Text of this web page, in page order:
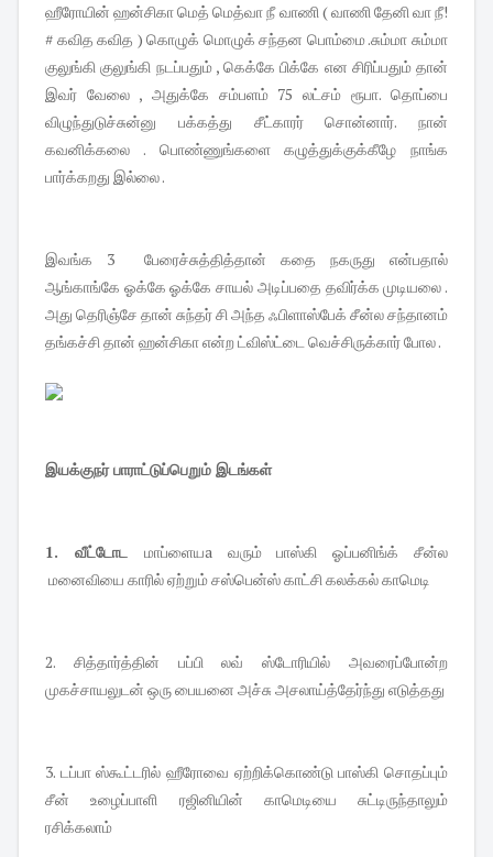
ஹீரோயின் ஹன்சிகா மெத் மெத்வா நீ வாணி ( வாணி தேனி வா நீ!
# கவித கவித ) கொழுக் மொழுக் சந்தன பொம்மை .சும்மா சும்மா
குலுங்கி குலுங்கி நடப்பதும் , கெக்கே பிக்கே என சிரிப்பதும் தான்
இவர் வேலை , அதுக்கே சம்பளம் 75 லட்சம் ரூபா. தொப்பை
விழுந்துடுச்சுன்னு பக்கத்து சீட்காரர் சொன்னார். நான்
கவனிக்கலை . பொண்ணுங்களை கழுத்துக்குக்கீழே நாங்க
பார்க்கறது இல்லை .
இவங்க 3 பேரைச்சுத்தித்தான் கதை நகருது என்பதால்
ஆங்காங்கே ஓக்கே ஓக்கே சாயல் அடிப்பதை தவிர்க்க முடியலை .
அது தெரிஞ்சே தான் சுந்தர் சி அந்த ஃபிளாஸ்பேக் சீன்ல சந்தானம்
தங்கச்சி தான் ஹன்சிகா என்ற ட்விஸ்ட்டை வெச்சிருக்கார் போல .
இயக்குநர் பாராட்டுப்பெறும் இடங்கள்
1. வீட்டோட மாப்ளையa வரும் பாஸ்கி ஓப்பனிங்க் சீன்ல
மனைவியை காரில் ஏற்றும் சஸ்பென்ஸ் காட்சி கலக்கல் காமெடி
2. சித்தார்த்தின் பப்பி லவ் ஸ்டோரியில் அவரைப்போன்ற
முகச்சாயலுடன் ஒரு பையனை அச்சு அசலாய்த்தேர்ந்து எடுத்தது
3. டப்பா ஸ்கூட்டரில் ஹீரோவை ஏற்றிக்கொண்டு பாஸ்கி சொதப்பும்
சீன் உழைப்பாளி ரஜினியின் காமெடியை சுட்டிருந்தாலும்
ரசிக்கலாம்